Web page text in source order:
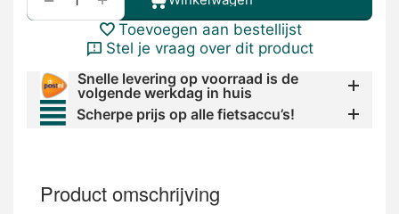
Toevoegen aan bestellijst
Stel je vraag over dit product
Snelle levering op voorraad is de
volgende werkdag in huis
Scherpe prijs op alle fietsaccu’s!
Product omschrijving